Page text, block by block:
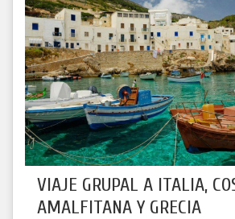
VIAJE GRUPAL A ITALIA,
AMALFITANA Y GRECIA